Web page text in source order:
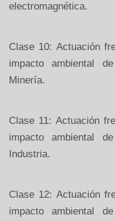
electromagnética.
Clase 10: Actuación
impacto ambiental
Minería.
Clase 11: Actuación
impacto ambiental
Industria.
Clase 12: Actuación
impacto ambiental